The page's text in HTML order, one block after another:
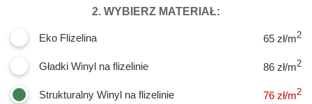
2. WYBIERZ MATERIAŁ:
Eko Flizelina 65 zł/m2
Gładki Winyl na flizelinie 86 zł/m2
Strukturalny Winyl na flizelinie 76 zł/m2